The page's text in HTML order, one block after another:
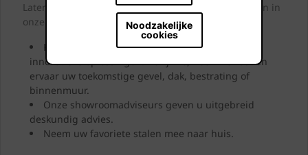
Noodzakelijke
cookies
Laten we samen letterlijk uw dromen tastbaar maken in
onze showrooms.
Kom langs en laat u inspireren door onze
innovatieve oplossingen. Bekijk ze, neem ze vast en
ervaar uw toekomstige gevel, dak, bestrating of
binnenmuur.
Onze showroomadviseurs geven u uitgebreid
deskundig advies.
Neem uw favoriete stalen mee naar huis.